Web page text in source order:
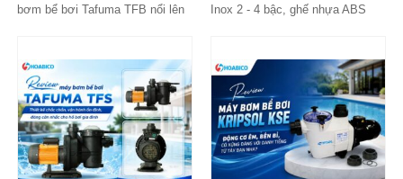
bơm bể bơi Tafuma TFB nổi lên
Inox 2 - 4 bậc, ghế nhựa ABS